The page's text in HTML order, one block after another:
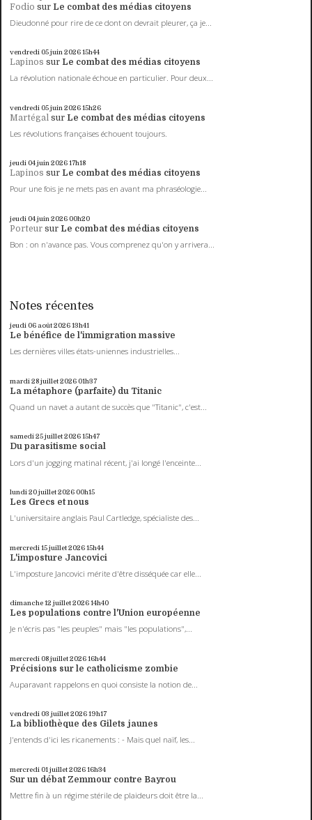
Fodio sur Le combat des médias citoyens
Dieudonné pour rire de ce dont on devrait pleurer, ça je...
vendredi 05juin 202615h44
Lapinos sur Le combat des médias citoyens
La révolution nationale échoue en particulier. Pour deux...
vendredi 05juin 202615h26
Martégal sur Le combat des médias citoyens
Les révolutions françaises échouent toujours.
jeudi 04juin 202617h18
Lapinos sur Le combat des médias citoyens
Pour une fois je ne mets pas en avant ma phraséologie...
jeudi 04juin 2026 00h20
Porteur sur Le combat des médias citoyens
Bon : on n'avance pas. Vous comprenez qu'on y arrivera...
Notes récentes
jeudi 06 août 202613h41
Le bénéfice de l'immigration massive
Les dernières villes états-uniennes industrielles...
mardi 28juillet 2026 01h37
La métaphore (parfaite) du Titanic
Quand un navet a autant de succès que "Titanic", c'est...
samedi 25juillet 202615h47
Du parasitisme social
Lors d'un jogging matinal récent, j'ai longé l'enceinte...
lundi 20juillet 2026 00h15
Les Grecs et nous
L'universitaire anglais Paul Cartledge, spécialiste des...
mercredi 15juillet 202615h44
L'imposture Jancovici
L'imposture Jancovici mérite d'être disséquée car elle...
dimanche 12 juillet 202614h40
Les populations contre l'Union européenne
Je n'écris pas "les peuples" mais "les populations",...
mercredi 08juillet 202616h44
Précisions sur le catholicisme zombie
Auparavant rappelons en quoi consiste la notion de...
vendredi 03 juillet 202619h17
La bibliothèque des Gilets jaunes
J'entends d'ici les ricanements : - Mais quel naïf, les...
mercredi 01 juillet 202616h34
Sur un débat Zemmour contre Bayrou
Mettre fin à un régime stérile de plaideurs doit être la...